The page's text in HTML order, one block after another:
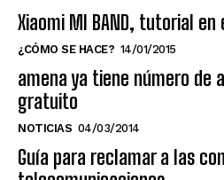
Xiaomi MI BAND, tutorial en
¿CÓMO SE HACE? 14/01/2015
amena ya tiene número de
gratuito
NOTICIAS 04/03/2014
Guía para reclamar a las